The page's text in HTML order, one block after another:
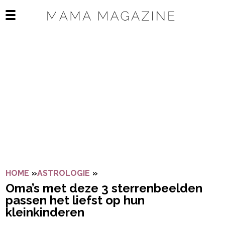
Open het mobiele menu
HOME »ASTROLOGIE »
Oma’s met deze 3 sterrenbeelden
passen het liefst op hun
kleinkinderen